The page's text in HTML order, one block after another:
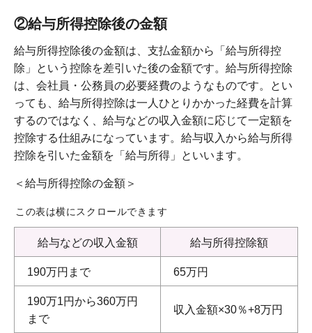
②給与所得控除後の金額
給与所得控除後の金額は、支払金額から「給与所得控
除」という控除を差引いた後の金額です。給与所得控除
は、会社員・公務員の必要経費のようなものです。とい
っても、給与所得控除は一人ひとりかかった経費を計算
するのではなく、給与などの収入金額に応じて一定額を
控除する仕組みになっています。給与収入から給与所得
控除を引いた金額を「給与所得」といいます。
＜給与所得控除の金額＞
この表は横にスクロールできます
給与などの収入金額 給与所得控除額
190万円まで 65万円
190万1円から360万円
まで
収入金額×30％+8万円